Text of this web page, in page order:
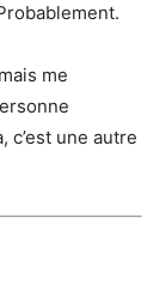
me
c’est une autre